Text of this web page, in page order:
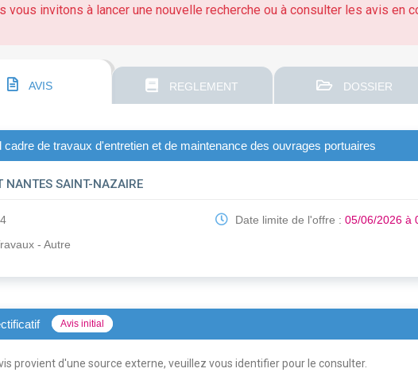
vous invitons à lancer une nouvelle recherche ou à consulter les avis en
AVIS REGLEMENT DOSSIER
cadre de travaux d'entretien et de maintenance des ouvrages portuaires
NANTES SAINT-NAZAIRE
- Autre
Date limite de l'offre :05/06/2026 à
Avis initial
provient d'une source externe, veuillez vous identifier pour le consulter.